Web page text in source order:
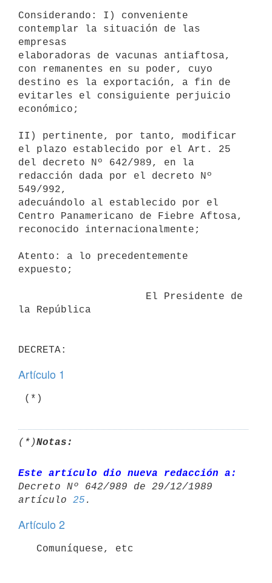
Considerando: I) conveniente
contemplar la situación de las
empresas
elaboradoras de vacunas antiaftosa,
con remanentes en su poder, cuyo
destino es la exportación, a fin de
evitarles el consiguiente perjuicio
económico;
II) pertinente, por tanto, modificar
el plazo establecido por el Art. 25
del decreto Nº 642/989, en la
redacción dada por el decreto Nº
549/992,
adecuándolo al establecido por el
Centro Panamericano de Fiebre Aftosa,
reconocido internacionalmente;
Atento: a lo precedentemente
expuesto;
la República
Artículo 1
(*)Notas:
Este artículo dio nueva redacción a:
Decreto Nº 642/989 de 29/12/1989
artículo 25
Artículo 2